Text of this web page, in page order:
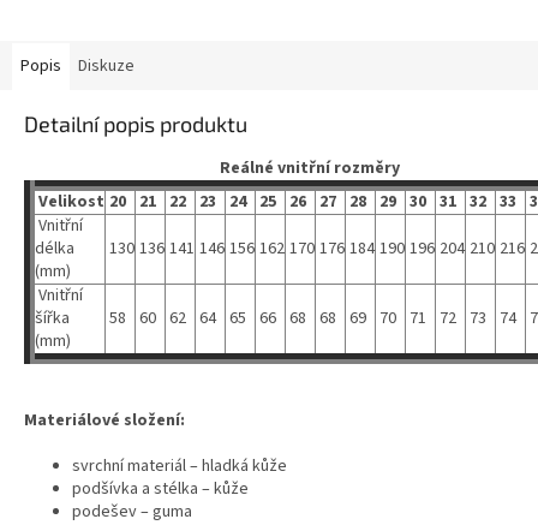
Popis Diskuze
Detailní popis produktu
Reálné vnitřní rozměry
Velikost 20 21 22 23 24 25 26 27 28 29 30 31 32 33
Vnitřní
délka
(mm)
130 136 141 146 156 162 170 176 184 190 196 204 210 216
Vnitřní
šířka
(mm)
58 60 62 64 65 66 68 68 69 70 71 72 73 74
Materiálové složení:
svrchní materiál – hladká kůže
podšívka a stélka – kůže
podešev – guma